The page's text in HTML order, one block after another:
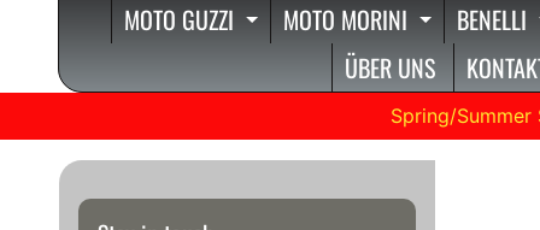
MOTO GUZZI EXPAND CHILD MENU
MOTO MORINI EXPAND
BENELLI
ÜBER UNS
Spring/